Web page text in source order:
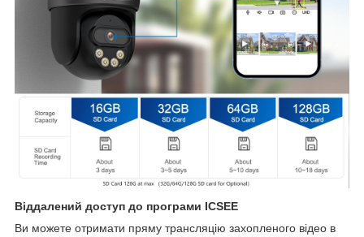
Віддалений доступ до програми ICSEE
Ви можете отримати пряму трансляцію захопленого відео в